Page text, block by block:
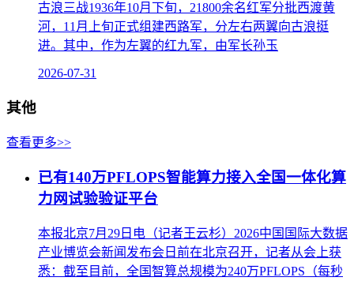
古浪三战1936年10月下旬，21800余名红军分批西渡黄
河，11月上旬正式组建西路军，分左右两翼向古浪挺
进。其中，作为左翼的红九军，由军长孙玉
2026-07-31
其他
查看更多>>
已有140万PFLOPS智能算力接入全国一体化算
力网试验验证平台
本报北京7月29日电（记者王云杉）2026中国国际大数据
产业博览会新闻发布会日前在北京召开，记者从会上获
悉：截至目前，全国智算总规模为240万PFLOPS（每秒